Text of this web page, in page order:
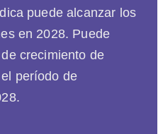
puede alcanzar los
en 2028. Puede
crecimiento de
período de